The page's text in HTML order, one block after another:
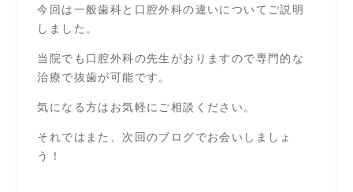
今回は一般歯科と口腔外科の違いについてご説明
しました。
当院でも口腔外科の先生がおりますので専門的な
治療で抜歯が可能です。
気になる方はお気軽にご相談ください。
それではまた、次回のブログでお会いしましょ
う！